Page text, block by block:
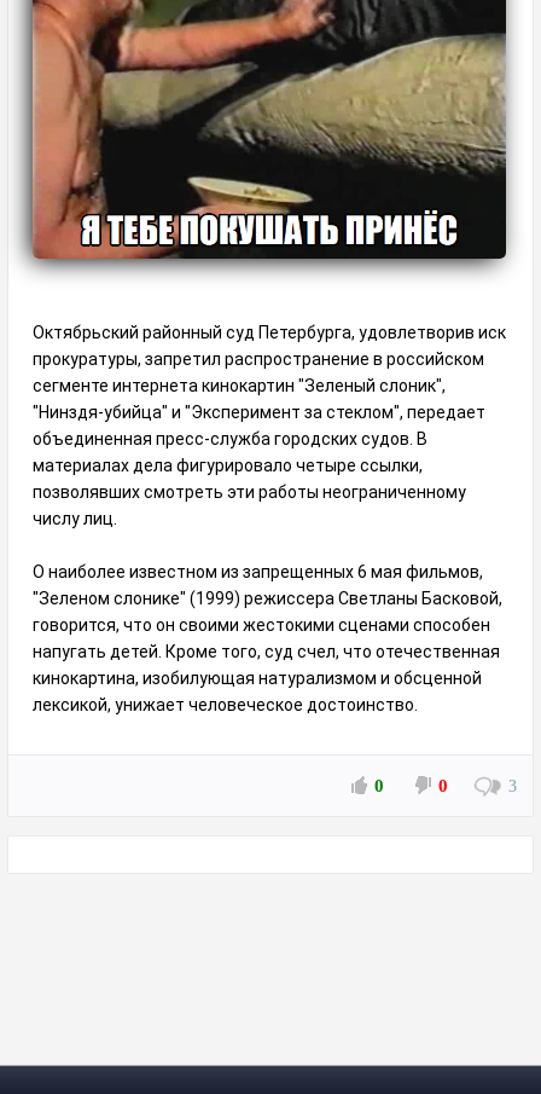
Октябрьский районный суд Петербурга, удовлетворив иск
прокуратуры, запретил распространение в российском
сегменте интернета кинокартин "Зеленый слоник",
"Нинздя-убийца" и "Эксперимент за стеклом", передает
объединенная пресс-служба городских судов. В
материалах дела фигурировало четыре ссылки,
позволявших смотреть эти работы неограниченному
числу лиц.
О наиболее известном из запрещенных 6 мая фильмов,
"Зеленом слонике" (1999) режиссера Светланы Басковой,
говорится, что он своими жестокими сценами способен
напугать детей. Кроме того, суд счел, что отечественная
кинокартина, изобилующая натурализмом и обсценной
лексикой, унижает человеческое достоинство.
0 0 3